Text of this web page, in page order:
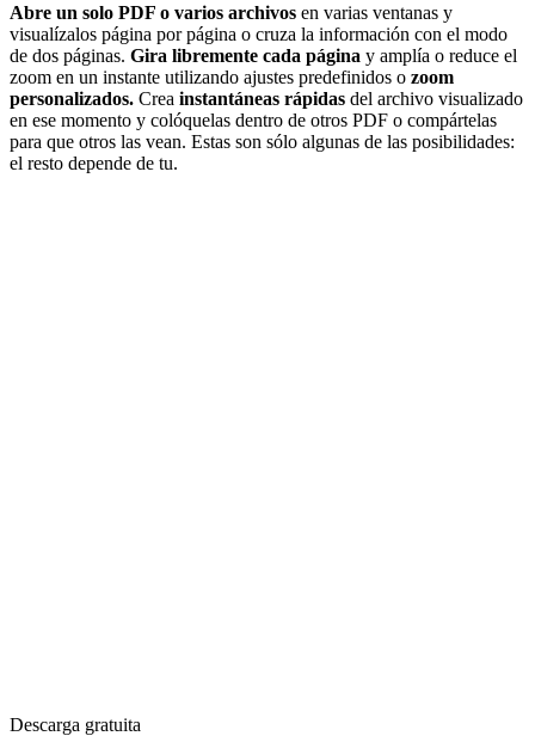
Abre un solo PDF o varios archivos en varias ventanas y
visualízalos página por página o cruza la información con el modo
de dos páginas. Gira libremente cada página y amplía o reduce el
zoom en un instante utilizando ajustes predefinidos o zoom
personalizados. Crea instantáneas rápidas del archivo visualizado
en ese momento y colóquelas dentro de otros PDF o compártelas
para que otros las vean. Estas son sólo algunas de las posibilidades:
el resto depende de tu.
Descarga gratuita